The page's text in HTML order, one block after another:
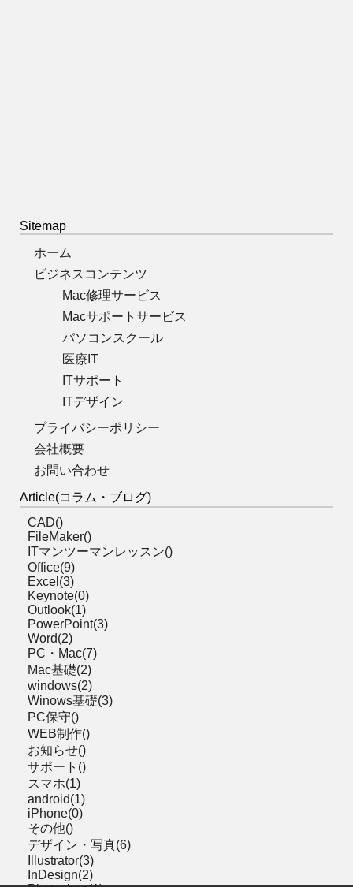
Sitemap
ホーム
ビジネスコンテンツ
Mac修理サービス
Macサポートサービス
パソコンスクール
医療IT
ITサポート
ITデザイン
プライバシーポリシー
会社概要
お問い合わせ
Article(コラム・ブログ)
CAD()
FileMaker()
ITマンツーマンレッスン()
Office(9)
Excel(3)
Keynote(0)
Outlook(1)
PowerPoint(3)
Word(2)
PC・Mac(7)
Mac基礎(2)
windows(2)
Winows基礎(3)
PC保守()
WEB制作()
お知らせ()
サポート()
スマホ(1)
android(1)
iPhone(0)
その他()
デザイン・写真(6)
Illustrator(3)
InDesign(2)